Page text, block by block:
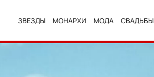
ЗВЕЗДЫ МОНАРХИ МОДА СВАДЬБЫ